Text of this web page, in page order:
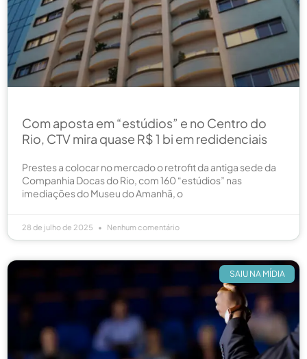
Com aposta em “estúdios” e no Centro do
Rio, CTV mira quase R$ 1 bi em redidenciais
Prestes a colocar no mercado o retrofit da antiga sede da
Companhia Docas do Rio, com 160 “estúdios” nas
imediações do Museu do Amanhã, o
28 de julho de 2025 Nenhum comentário
SAIU NA MÍDIA